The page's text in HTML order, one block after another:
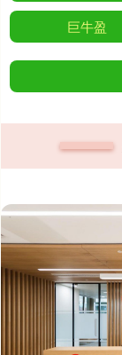
巨牛盈